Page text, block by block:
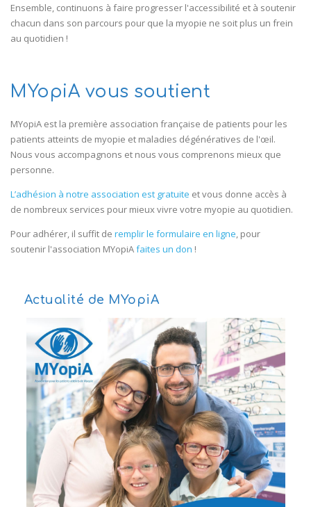
Ensemble, continuons à faire progresser l'accessibilité et à soutenir
chacun dans son parcours pour que la myopie ne soit plus un frein
au quotidien !
MYopiA vous soutient
MYopiA est la première association française de patients pour les
patients atteints de myopie et maladies dégénératives de l'œil.
Nous vous accompagnons et nous vous comprenons mieux que
personne.
L’adhésion à notre association est gratuite et vous donne accès à
de nombreux services pour mieux vivre votre myopie au quotidien.
Pour adhérer, il suffit de remplir le formulaire en ligne, pour
soutenir l'association MYopiAfaites un don !
Actualité de MYopiA